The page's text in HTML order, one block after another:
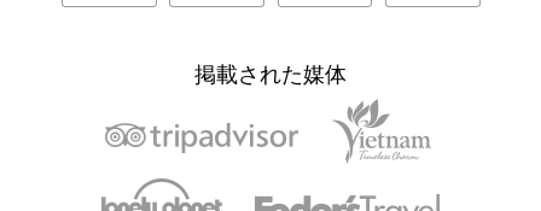
掲載された媒体